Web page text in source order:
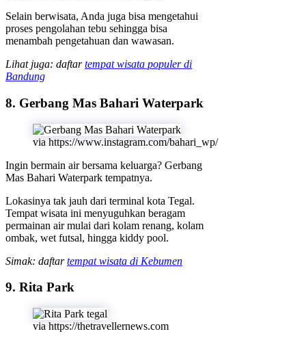
Selain berwisata, Anda juga bisa mengetahui
proses pengolahan tebu sehingga bisa
menambah pengetahuan dan wawasan.
Lihat juga: daftartempat wisata populer di
Bandung
8. Gerbang Mas Bahari Waterpark
via https://www.instagram.com/bahari_wp/
Ingin bermain air bersama keluarga? Gerbang
Mas Bahari Waterpark tempatnya.
Lokasinya tak jauh dari terminal kota Tegal.
Tempat wisata ini menyuguhkan beragam
permainan air mulai dari kolam renang, kolam
ombak, wet futsal, hingga kiddy pool.
Simak: daftartempat wisata di Kebumen
9. Rita Park
via https://thetravellernews.com